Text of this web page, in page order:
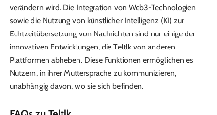
verändern wird. Die Integration von Web3-Technologien
sowie die Nutzung von künstlicher Intelligenz (KI) zur
Echtzeitübersetzung von Nachrichten sind nur einige der
innovativen Entwicklungen, die Teltlk von anderen
Plattformen abheben. Diese Funktionen ermöglichen es
Nutzern, in ihrer Muttersprache zu kommunizieren,
unabhängig davon, wo sie sich befinden.